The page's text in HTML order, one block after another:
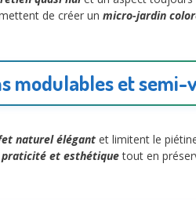
de créer un micro-jardin
modulables et semi-
naturel élégant et limitent le
praticité et esthétiquetout en